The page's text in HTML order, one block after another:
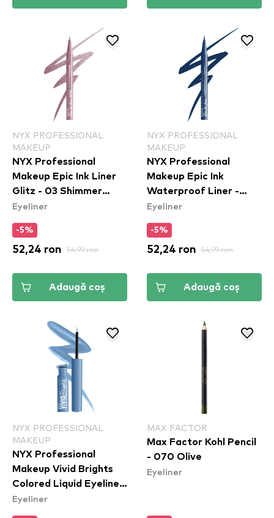
NYX PROFESSIONAL
MAKEUP
NYX Professional
Makeup Epic Ink Liner
Glitz - 03 Shimmer
Stitch
Eyeliner
-5%
52,24 ron 54,99 ron
Adaugă coș
NYX PROFESSIONAL
MAKEUP
NYX Professional
Makeup Epic Ink
Waterproof Liner -
Mid(night) Rise
Eyeliner
-5%
52,24 ron 54,99 ron
Adaugă coș
NYX PROFESSIONAL
MAKEUP
NYX Professional
Makeup Vivid Brights
Colored Liquid Eyeliner
- Cobalt Crush
Eyeliner
MAX FACTOR
Max Factor Kohl Pencil
- 070 Olive
Eyeliner